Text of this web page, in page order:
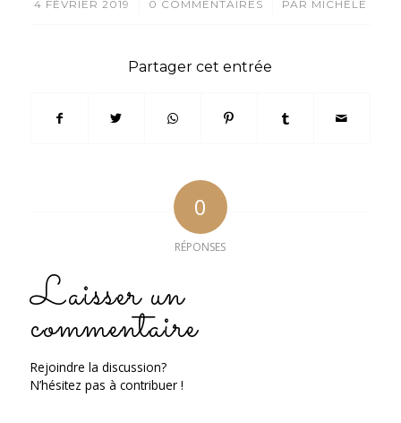
4 FÉVRIER 2019 0 COMMENTAIRES PAR MICHÈLE
Partager cet entrée
0
RÉPONSES
Laisser un
commentaire
Rejoindre la discussion?
N’hésitez pas à contribuer !